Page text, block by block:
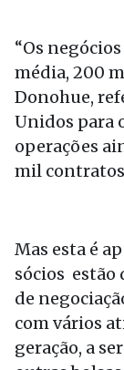
“Os
média, 200
Donohue,
Unidos para
operações
mil
Mas esta é
sócios estão
de
com vários
geração, a